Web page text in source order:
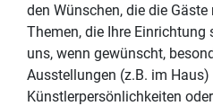
den Wünschen, die die
Themen, die Ihre Einrichtung
uns, wenn gewünscht,
Ausstellungen (z.B. im
Künstlerpersönlichkeiten